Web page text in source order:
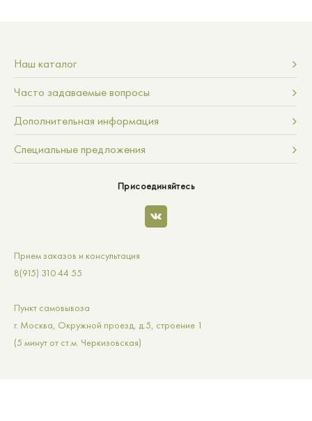
Наш каталог
Часто задаваемые вопросы
Дополнительная информация
Специальные предложения
Присоединяйтесь
Прием заказов и консультация
8(915) 310 44 55
Пункт самовывоза
г. Москва, Окружной проезд, д.5, строение 1
(5 минут от ст.м. Черкизовская)